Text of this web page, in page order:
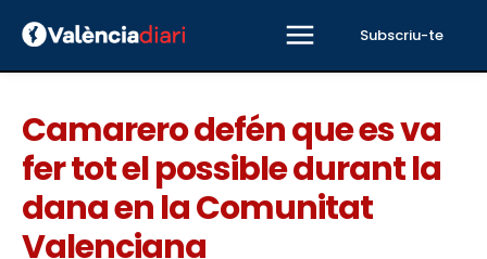
Subscriu-te
Camarero defén que es va
fer tot el possible durant la
dana en la Comunitat
Valenciana